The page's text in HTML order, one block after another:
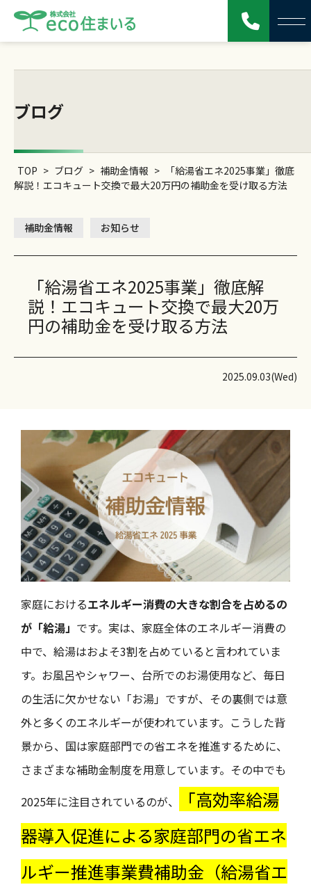
ブログ
TOP > ブログ > 補助金情報 >
「給湯省エネ2025事業」徹底
解説！エコキュート交換で最大20万円の補助金を受け取る方法
補助金情報 お知らせ
「給湯省エネ2025事業」徹底解
説！エコキュート交換で最大20万
円の補助金を受け取る方法
2025.09.03(Wed)
家庭におけるエネルギー消費の大きな割合を占めるの
が「給湯」 です。実は、家庭全体のエネルギー消費の
中で、給湯はおよそ3割を占めていると言われていま
す。お風呂やシャワー、台所でのお湯使用など、毎日
の生活に欠かせない「お湯」ですが、その裏側では意
外と多くのエネルギーが使われています。こうした背
景から、国は家庭部門での省エネを推進するために、
さまざまな補助金制度を用意しています。その中でも
2025年に注目されているのが、
「高効率給湯
器導入促進による家庭部門の省エネ
ルギー推進事業費補助金（給湯省エ